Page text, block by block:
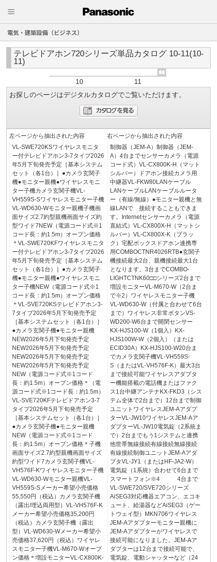
電気・建築設備（ビジネス）
テレビドアホン720シリーズ単品カタログ 10-11(10-
11)
10
11
お探しのページはデジタルカタログでご覧いただけます。
左ページから抽出された内容
VL-SWE720KSワイヤレスモニタ
ー付テレビドアホン3-7タイプ2026
年5月下旬発売予定［基本システム
セット（各1台）］●カメラ玄関子
機●モニター親機●ワイヤレスモニ
ター子機カメラ玄関子機VL-
VH559S-Sワイヤレスモニター子機
VL-WD630-Wモニター親機子機画
面サイズ2.7約型親機画面サイズ約
型ワイド7NEW（電源コード式※1
コード長：約1.5m）オープン価格
＊VL-SWE720KFワイヤレスモニタ
ー付テレビドアホン3-7タイプ2026
年5月下旬発売予定［基本システム
セット（各1台）］●カメラ玄関子
機●モニター親機●ワイヤレスモニ
ター子機NEW（電源コード式※1
コード長：約1.5m）オープン価格
＊VL-SVE720KSテレビドアホン3-
7タイプ2026年5月下旬発売予定
［基本システムセット（各1台）］
●カメラ玄関子機●モニター親機
NEW2026年5月下旬発売予定
NEW2026年5月下旬発売予定
NEW2026年5月下旬発売予定
NEW2026年5月下旬発売予定
NEW（電源コード式※1コード
長：約1.5m）オープン価格＊（電
源コード式※1コード長：約1.5m）
VL-SVE720KFテレビドアホン3-7
タイプ2026年5月下旬発売予定
［基本システムセット（各1台）］
●カメラ玄関子機●モニター親機
NEW（電源コード式※1コード
長：約1.5m）オープン価格＊子機
画面サイズ2.7約型親機画面サイズ
約型ワイド7カメラ玄関子機VL-
VH576F-Kワイヤレスモニター子機
VL-WD630-Wモニター親機VL-
VH559S-Sメーカー希望小売価格
55,550円（税込）カメラ玄関子機
（露出/埋込両用型）VL-VH576F-K
メーカー希望小売価格35,200円
（税込）カメラ玄関子機（露出
型）VL-WD630-Wメーカー希望小
売価格37,620円（税込）ワイヤレ
スモニター子機VL-M670-Wオープ
ン価格＊増設モニターVL-CX800K-
右ページから抽出された内容
制御器（JEM-A）制御器（JEM-
A）4台までセンサーカメラ（電源
コード式）VL-CX800K-H（マット
シルバー）ドアホン接続カメラ用
中継器VL-FKW80LANケーブル
LANケーブルLANケーブルルータ
ー（有線/無線）●モニター親機と無
線LANで 接続することもできま
す。Internetセンサーカメラ（電源
直結式）VL-CX800X-H（マットシ
ルバー）VL-CX800X-K（ブラッ
ク）宅配ボックスドアホン連携専
用COMBOCTNR4026RTB●玄関子
機接続最大2台、親機接続最大1台
となります。3台までCOMBO-
LIGHTCTNK60□□シリーズ2台まで
増設モニターVL-M670-W（2台ま
で※2）ワイヤレスモニター子機
VL-WD630-W（付属と合わせて6台
まで）ワイヤレス非常ボタンVS-
WD200-W6台まで開閉センサー
KX-HJS100-W（1個入）KX-
HJS100W-W（2個入）（または
ECID30A）KX-HJS100-W20台ま
でカメラ玄関子機VL-VH559S-
S（またはVL-VH576F-K）最大3台
まで接続可能ワイヤレスアダプタ
ー機能搭載の電話機またはファク
ス1台中継アンテナKX-FKD3（シス
テム全体で2台まで）12台まで制御
ユニットワイヤレスJEM-Aアダプ
ターVL-JW10ワイヤレスJEM-Aア
ダプターVL-JW10電気錠（2系統ま
で）2台までもう1システムと連携
他世帯無線接続有線接続無線接続
有線接続制御ユニットJEM-Aアダ
プタVL-JY1（またはHF-JA2-W）
電気錠（1系統）合わせて6台まで
スマートフォン※4 4台まで
VL-SWE720/SVE720シリーズ
AiSEG3対応機器エアコン、エコキ
ュート、給湯器などAiSEG3（ゲー
トウェイ型）MKN706ワイヤレス
JEM-Aアダプターモニター親機に
JEM-Aアダプターがワイヤレスで
接続可能になりました。JEM-Aア
ダプターは12台まで接続可能で、
電気錠、電動シャッターなど（24